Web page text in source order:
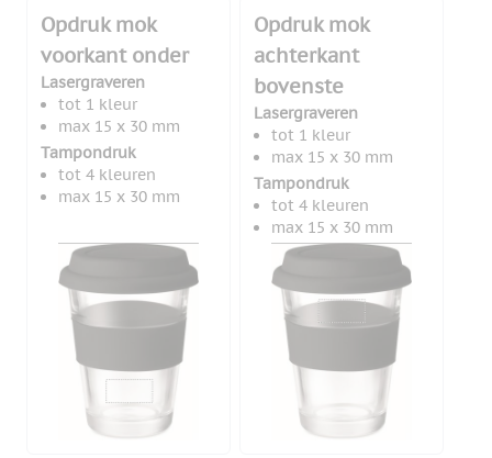
Opdruk mok
voorkant onder
Lasergraveren
tot 1 kleur
max 15 x 30 mm
Tampondruk
tot 4 kleuren
max 15 x 30 mm
Opdruk mok
achterkant
bovenste
Lasergraveren
tot 1 kleur
max 15 x 30 mm
Tampondruk
tot 4 kleuren
max 15 x 30 mm